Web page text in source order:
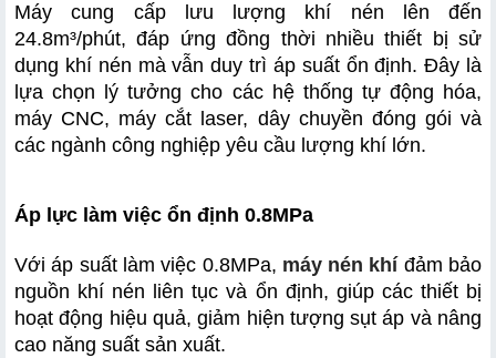
Máy cung cấp lưu lượng khí nén lên đến
24.8m³/phút, đáp ứng đồng thời nhiều thiết bị sử
dụng khí nén mà vẫn duy trì áp suất ổn định. Đây là
lựa chọn lý tưởng cho các hệ thống tự động hóa,
máy CNC, máy cắt laser, dây chuyền đóng gói và
các ngành công nghiệp yêu cầu lượng khí lớn.
Áp lực làm việc ổn định 0.8MPa
Với áp suất làm việc 0.8MPa, máy nén khí đảm bảo
nguồn khí nén liên tục và ổn định, giúp các thiết bị
hoạt động hiệu quả, giảm hiện tượng sụt áp và nâng
cao năng suất sản xuất.